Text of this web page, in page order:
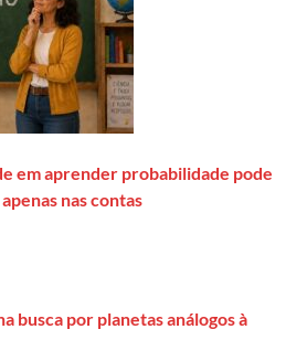
em aprender probabilidade pode
nas contas
busca por planetas análogos à